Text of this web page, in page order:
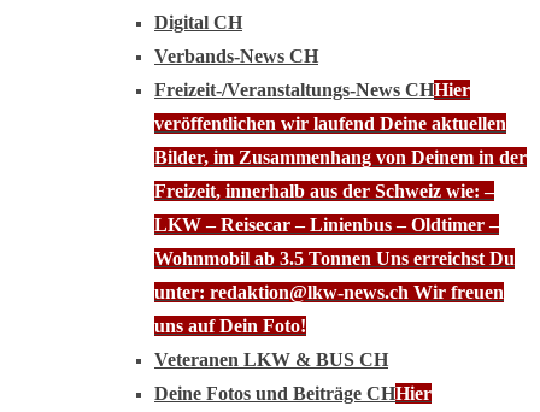
Digital CH
Verbands-News CH
Freizeit-/Veranstaltungs-News CHHier
veröffentlichen wir laufend Deine aktuellen
Bilder, im Zusammenhang von Deinem in der
Freizeit, innerhalb aus der Schweiz wie: –
LKW – Reisecar – Linienbus – Oldtimer –
Wohnmobil ab 3.5 Tonnen Uns erreichst Du
unter: redaktion@lkw-news.ch Wir freuen
uns auf Dein Foto!
Veteranen LKW & BUS CH
Deine Fotos und Beiträge CHHier